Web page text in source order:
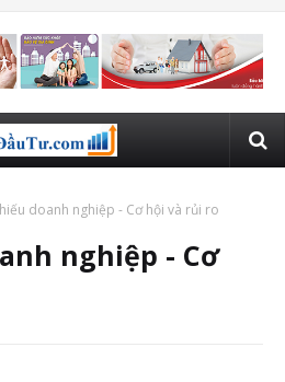
doanh nghiệp - Cơ hội và rủi ro
nghiệp - Cơ